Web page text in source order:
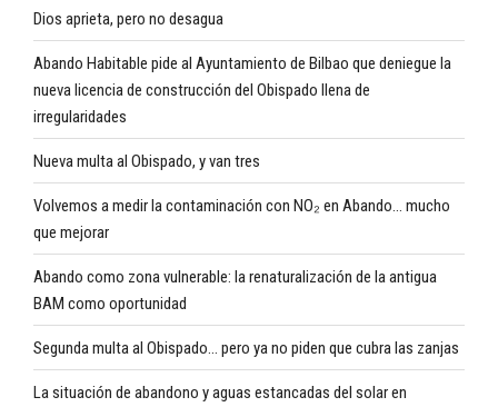
Dios aprieta, pero no desagua
Abando Habitable pide al Ayuntamiento de Bilbao que deniegue la
nueva licencia de construcción del Obispado llena de
irregularidades
Nueva multa al Obispado, y van tres
Volvemos a medir la contaminación con NO₂ en Abando… mucho
que mejorar
Abando como zona vulnerable: la renaturalización de la antigua
BAM como oportunidad
Segunda multa al Obispado… pero ya no piden que cubra las zanjas
La situación de abandono y aguas estancadas del solar en